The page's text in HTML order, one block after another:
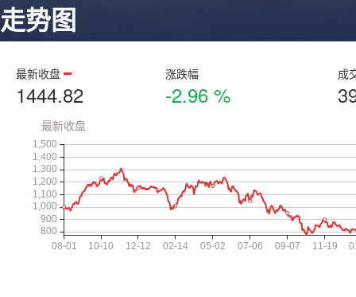
走势图
最新收盘
1444.82
涨跌幅
-2.96 %
成